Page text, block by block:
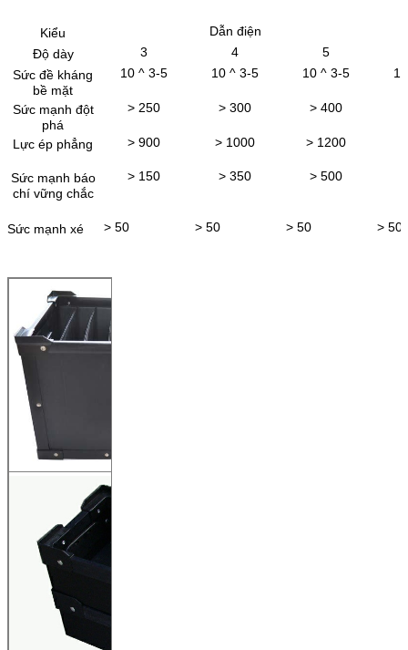
Kiểu
Dẫn điện
Độ dày
3 4
5
Sức đề kháng
bề mặt
10 ^ 3-5 10 ^ 3-5 10 ^ 3-5
Sức mạnh đột
phá
> 250 > 300 > 400
Lực ép phẳng > 900 > 1000 > 1200
Sức mạnh báo
chí vững chắc
> 150 > 350 > 500
Sức mạnh xé > 50 > 50 > 50 > 50